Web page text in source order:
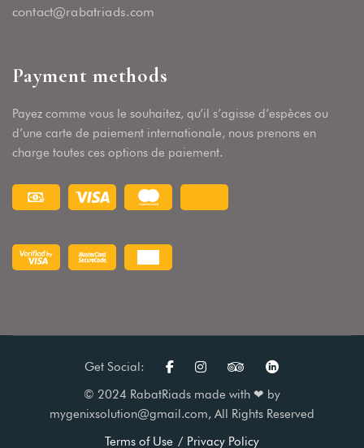
contact@rabatriads.com
Payment methods
Payez comme vous le souhaitez, qu’il s’agisse d’espèces ou
d’une carte de paiement internationale, nous prenons en
charge toutes ces options de paiement.
Get Social:
© 2024 RabatRiads made with ❤ by
mygenixsolution@gmail.com, All Rights Reserved
Terms of Use
Privacy Policy